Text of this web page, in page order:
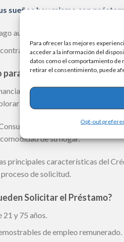
Para ofrecer las mejores
acceder a la información del
datos como el comportamiento de
retirar el consentimiento, puede
Opt-out
sueños hoy mismo con
automático vinculado a tu
seguros adicionales para
para Ti!
y estás considerando
distintas propuestas de líneas
de Banco Santander es
de su hogar.
principales características del
de solicitud.
Solicitar el Préstamo?
21 y 75 años.
de empleo remunerado.